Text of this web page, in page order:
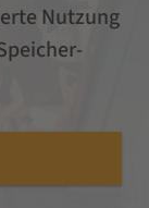
Nutzung